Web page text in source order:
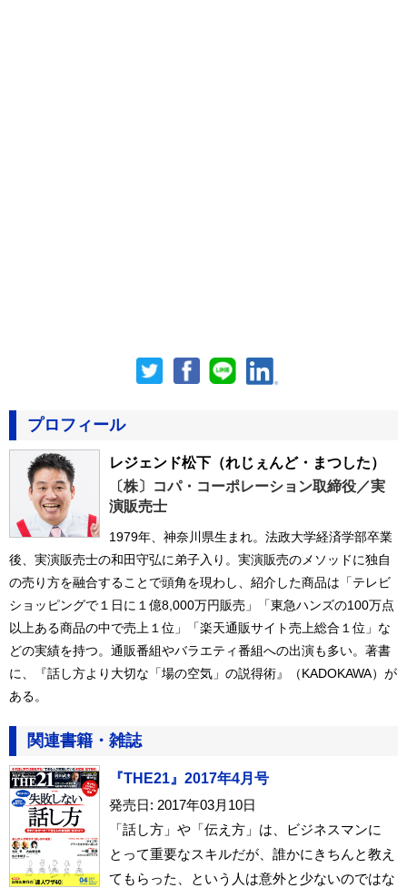
プロフィール
レジェンド松下
（れじぇんど・まつした）
〔株〕コパ・コーポレーション取締役／実
演販売士
1979年、神奈川県生まれ。法政大学経済学部卒業
後、実演販売士の和田守弘に弟子入り。実演販売のメソッドに独自
の売り方を融合することで頭角を現わし、紹介した商品は「テレビ
ショッピングで１日に１億8,000万円販売」「東急ハンズの100万点
以上ある商品の中で売上１位」「楽天通販サイト売上総合１位」な
どの実績を持つ。通販番組やバラエティ番組への出演も多い。著書
に、『話し方より大切な「場の空気」の説得術』（KADOKAWA）が
ある。
関連書籍・雑誌
『THE21』2017年4月号
発売日: 2017年03月10日
「話し方」や「伝え方」は、ビジネスマンに
とって重要なスキルだが、誰かにきちんと教え
てもらった、という人は意外と少ないのではな